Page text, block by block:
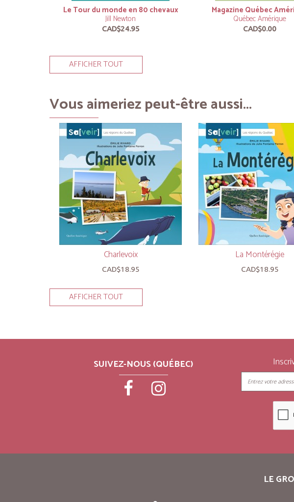
Le Tour du monde en 80 chevaux
Jill Newton
CAD$24.95
Magazine Québec
Québec Amérique
CAD$0.00
AFFICHER TOUT
Vous aimeriez peut-être aussi...
Charlevoix
CAD$18.95
La Montérégie
CAD$18.95
AFFICHER TOUT
SUIVEZ-NOUS (QUÉBEC)
LE